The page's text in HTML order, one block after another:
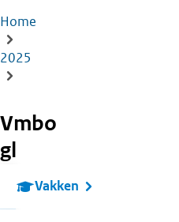
Kruimelpad
Home
2025
Vmbo
gl
Vakken